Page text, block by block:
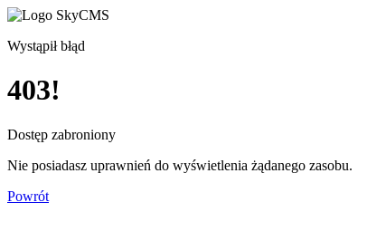
Wystąpił błąd
403!
Dostęp zabroniony
Nie posiadasz uprawnień do wyświetlenia żądanego zasobu.
Powrót